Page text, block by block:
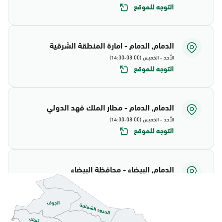
التوجه للموقع
الدمام, الدمام - امارة المنطقة الشرقية
الأحد - الخميس (08:00-14:30)
التوجه للموقع
الدمام, الدمام - مطار الملك فهد الدولي
الأحد - الخميس (08:00-14:30)
التوجه للموقع
الدمام, البيضاء - محافظة البيضاء